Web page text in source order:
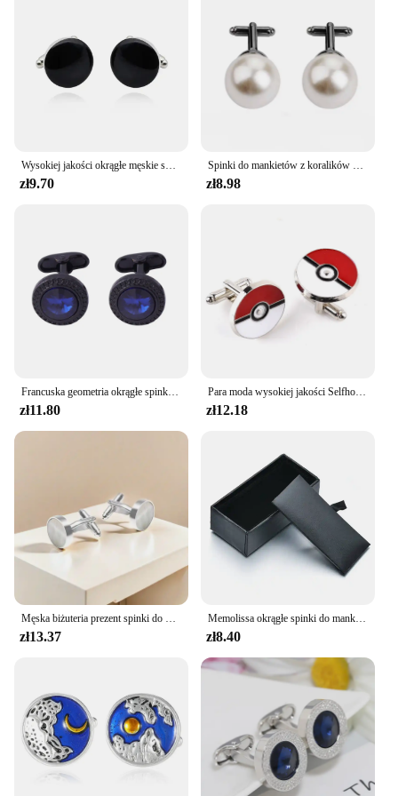
Wysokiej jakości okrągłe męskie spinki do mankietów luksusowe emalia czarny biały geometryczne męska francuska koszula spinka do krawata spinki Gemelos Party prezent
zł9.70
Spinki do mankietów z koralików dla mężczyzn okrągłe białe imitacja perły spinki do mankietów kobiety garnitur zwięzłe biznesowe spinki do mankietów wesele spinki do mankietów prezent
zł8.98
Francuska geometria okrągłe spinki do mankietów moda męska biznesowy garnitur bankietowy mankiety koszuli guziki luksusowe ślubne spinki do mankietów prezenty 2024
zł11.80
Para moda wysokiej jakości Selfhood Drop spinki arystokratyczna koszula biznes okrągły mankiet mężczyzn i kobiet francuska koszula spinki do mankietów
zł12.18
Męska biżuteria prezent spinki do mankietów okrągłe naturalne spinki do mankietów z muszli bankiet weselny pan młody spinki do mankietów miedziane spinki do mankietów
zł13.37
Memolissa okrągłe spinki do mankietów niebieski czarny kamień inkrustowany koszula męska mody ślubne spinki do mankietów wysokiej jakości
zł8.40